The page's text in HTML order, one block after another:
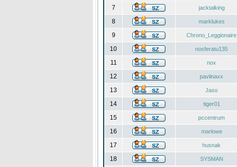
7
jacktalking
8
marklukes
9
Chrono_Leggionaire
10
nosferatu135
11
nox
12
pavlinaxx
13
Jaso
14
tiger01
15
pccentrum
16
marlowe
17
husnak
18
SYSMAN